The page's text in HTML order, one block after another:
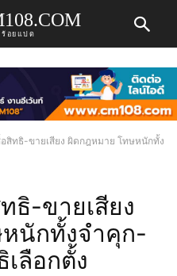
ร้อยแปด
สิทธิ-ขายเสียง ผิดกฎหมาย โทษหนักทั้ง
ธิ-ขายเสียง
นักทั้งจำคุก-
ลือกตั้ง